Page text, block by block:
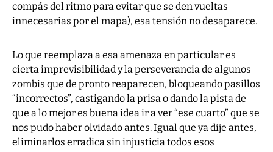
compás del ritmo para evitar que se den vueltas
innecesarias por el mapa), esa tensión no desaparece.
Lo que reemplaza a esa amenaza en particular es
cierta imprevisibilidad y la perseverancia de algunos
zombis que de pronto reaparecen, bloqueando pasillos
“incorrectos”, castigando la prisa o dando la pista de
que a lo mejor es buena idea ir a ver “ese cuarto” que se
nos pudo haber olvidado antes. Igual que ya dije antes,
eliminarlos erradica sin injusticia todos esos